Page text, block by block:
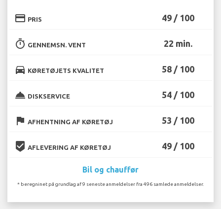
credit_card PRIS 49 / 100
timer GENNEMSN. VENT 22 min.
directions_car KØRETØJETS KVALITET 58 / 100
room_service DISKSERVICE 54 / 100
flag AFHENTNING AF KØRETØJ 53 / 100
beenhere AFLEVERING AF KØRETØJ 49 / 100
Bil og chauffør
* beregninet på grundlag af 9 seneste anmeldelser fra 496 samlede anmeldelser.